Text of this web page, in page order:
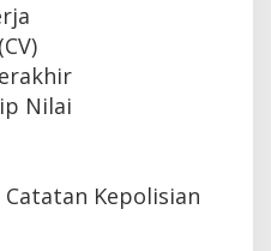
Nilai
Kepolisian